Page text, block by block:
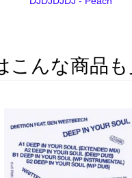
こんな商品